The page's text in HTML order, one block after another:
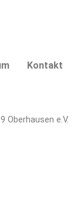
Oberhausen e.V.
Kontakt